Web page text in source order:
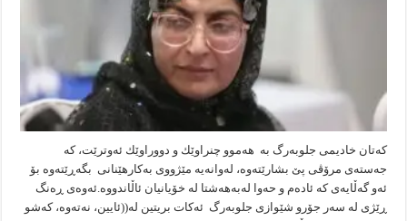
كەتان خادیمی جلوبەرگ بە هەموو چنراوێك و دووراوێك ئەوترێت، كە
جەستەی مرۆڤی پێ بشارێتەوە، لەوانەیە مێژووی بەكارهێنانی بگەڕێتەوە بۆ
ئەو گەڵایەی كە ئادەم و حەوا لەبەهەشتا لە خۆیانیان ئاڵاندووە.ئەوەی ڕەنگ
ڕێژی لە سەر جۆرو شێوازی جلوبەرگ ئەكات بریتین لە((ئایین، نەتەوە، كەشو